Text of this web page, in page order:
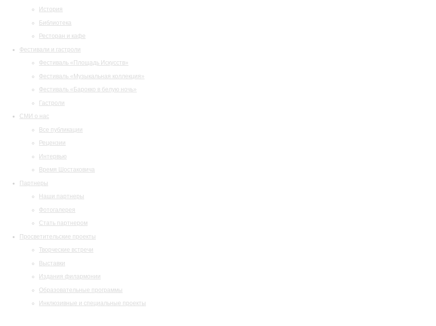
История
Библиотека
Ресторан и кафе
Фестивали и гастроли
Фестиваль «Площадь Искусств»
Фестиваль «Музыкальная коллекция»
Фестиваль «Барокко в белую ночь»
Гастроли
СМИ о нас
Все публикации
Рецензии
Интервью
Время Шостаковича
Партнеры
Наши партнеры
Фотогалерея
Стать партнером
Просветительские проекты
Творческие встречи
Выставки
Издания филармонии
Образовательные программы
Инклюзивные и специальные проекты